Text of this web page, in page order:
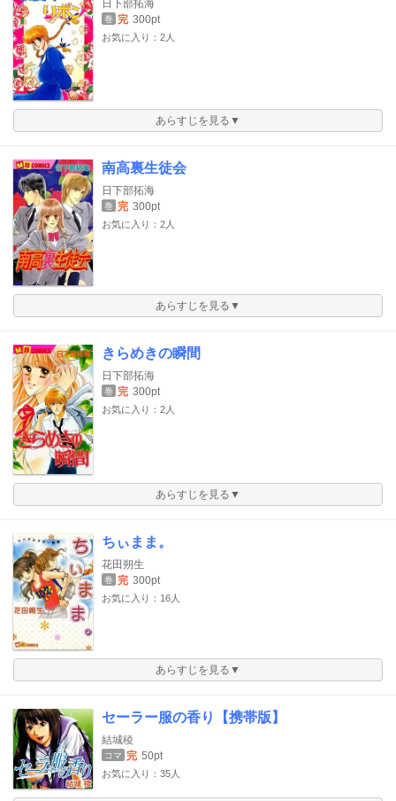
日下部拓海
巻 完 300pt
お気に入り：2人
あらすじを見る▼
南高裏生徒会
日下部拓海
巻 完 300pt
お気に入り：2人
あらすじを見る▼
きらめきの瞬間
日下部拓海
巻 完 300pt
お気に入り：2人
あらすじを見る▼
ちぃまま。
花田朔生
巻 完 300pt
お気に入り：16人
あらすじを見る▼
セーラー服の香り【携帯版】
結城稜
コマ 完 50pt
お気に入り：35人